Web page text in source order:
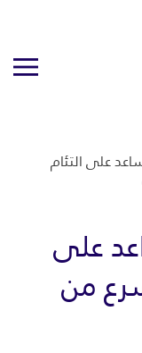
على التئام
على
من